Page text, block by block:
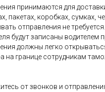
принимаются для
пакетах, коробках, сумках,
отправления не
будут записаны водителем
должны легко
на границе сотрудникам
от звонков и